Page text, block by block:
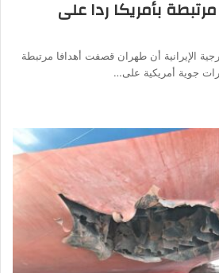
مرتبطة بأمريكا ردا على
الإيرانية أن ​طهران ​قصفت أهدافا مرتبطة
جوية أمريكية على…